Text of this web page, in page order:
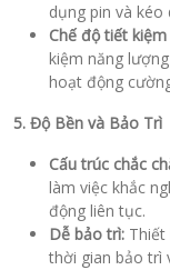
dụng pin và
Chế độ tiết
kiệm năng
hoạt động
5. Độ Bền và Bảo Trì
Cấu trúc chắc
làm việc khắc
động liên tục.
Dễ bảo trì: Thiết
thời gian bảo trì